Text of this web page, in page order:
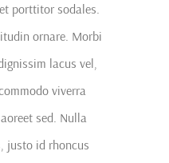
porttitor sodales.
ornare. Morbi
lacus vel,
viverra
sed. Nulla
justo id rhoncus